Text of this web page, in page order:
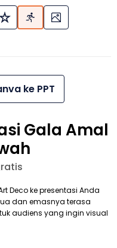
ke PPT
Gala Amal
Deco ke presentasi Anda
dan emasnya terasa
audiens yang ingin visual